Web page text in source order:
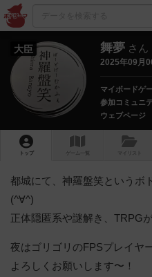
大臣 舞夢 さん
2025年09月
マイボードゲ
参加コミュニ
ウェブページ
トップ ゲーム一覧 マイリスト
都城にて、神羅盤笑というボ
(⁠^⁠∀⁠^⁠⁠)
正体隠匿系や謎解き、TRPG
夜はゴリゴリのFPSプレイヤ
よろしくお願いします〜！